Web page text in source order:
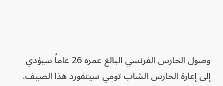
وصول الحارس الفرنسي البالغ عمره 26 عاماً سيؤدي
إلى إعارة الحارس الشاب تومي سيتفورد هذا الصيف.